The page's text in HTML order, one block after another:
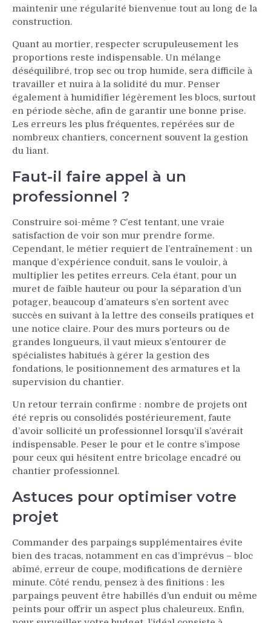
maintenir une régularité bienvenue tout au long de la
construction.
Quant au mortier, respecter scrupuleusement les
proportions reste indispensable. Un mélange
déséquilibré, trop sec ou trop humide, sera difficile à
travailler et nuira à la solidité du mur. Penser
également à humidifier légèrement les blocs, surtout
en période sèche, afin de garantir une bonne prise.
Les erreurs les plus fréquentes, repérées sur de
nombreux chantiers, concernent souvent la gestion
du liant.
Faut-il faire appel à un
professionnel ?
Construire soi-même ? C’est tentant, une vraie
satisfaction de voir son mur prendre forme.
Cependant, le métier requiert de l’entraînement : un
manque d’expérience conduit, sans le vouloir, à
multiplier les petites erreurs. Cela étant, pour un
muret de faible hauteur ou pour la séparation d’un
potager, beaucoup d’amateurs s’en sortent avec
succès en suivant à la lettre des conseils pratiques et
une notice claire. Pour des murs porteurs ou de
grandes longueurs, il vaut mieux s’entourer de
spécialistes habitués à gérer la gestion des
fondations, le positionnement des armatures et la
supervision du chantier.
Un retour terrain confirme : nombre de projets ont
été repris ou consolidés postérieurement, faute
d’avoir sollicité un professionnel lorsqu’il s’avérait
indispensable. Peser le pour et le contre s’impose
pour ceux qui hésitent entre bricolage encadré ou
chantier professionnel.
Astuces pour optimiser votre
projet
Commander des parpaings supplémentaires évite
bien des tracas, notamment en cas d’imprévus – bloc
abîmé, erreur de coupe, modifications de dernière
minute. Côté rendu, pensez à des finitions : les
parpaings peuvent être habillés d’un enduit ou même
peints pour offrir un aspect plus chaleureux. Enfin,